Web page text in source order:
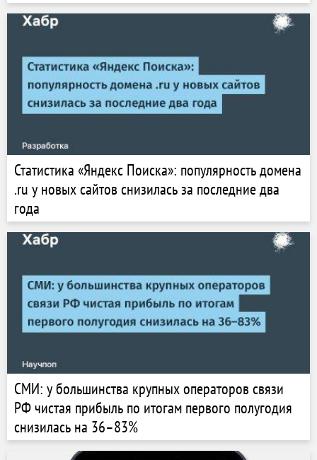
Статистика «Яндекс Поиска»: популярность домена
.ru у новых сайтов снизилась за последние два
года
СМИ: у большинства крупных операторов связи
РФ чистая прибыль по итогам первого полугодия
снизилась на 36–83%